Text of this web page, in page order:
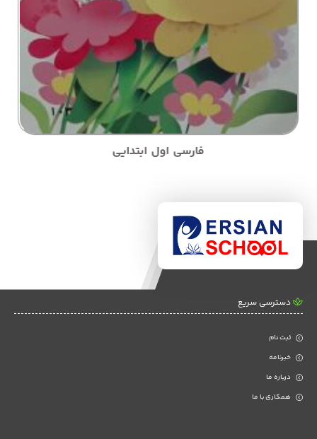
فارسی اول ابتدایی
دسترسی سریع
ثبت نام
خبرنامه
درباره ما
همکاری با ما